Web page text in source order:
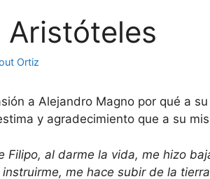
Aristóteles
Ortiz
a Alejandro Magno por qué a
y agradecimiento que a su
Filipo, al darme la vida, me hizo
me hace subir de la